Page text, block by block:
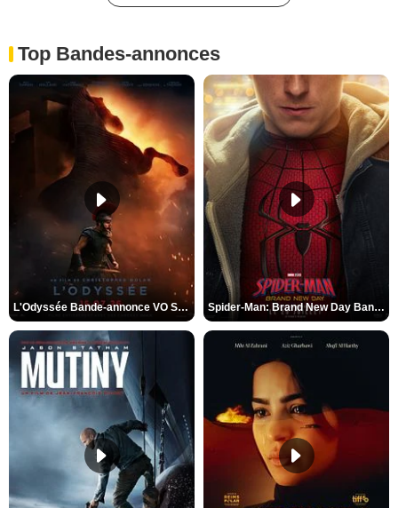
Top Bandes-annonces
L'Odyssée Bande-annonce VO STFR Spider-Man: Brand New Day Bande-annonce VO STFR